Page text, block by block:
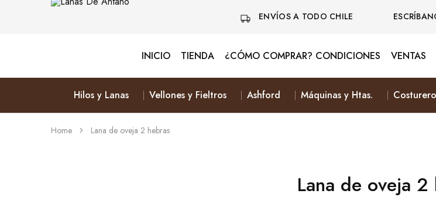
ENVÍOS A TODO CHILE
Antaño
&
INICIO TIENDA ¿CÓMO COMPRAR? CONDICIONES VENTAS
Hilos y Lanas Vellones y Fieltros Ashford Máquinas y Htas. Costurero
Home Lana de oveja 2 hebras
Lana de oveja 2